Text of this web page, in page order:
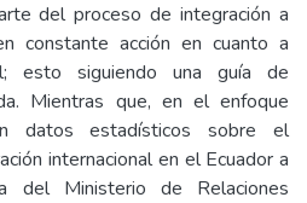
del proceso de integración a
constante acción en cuanto a
esto siguiendo una guía de
Mientras que, en el enfoque
datos estadísticos sobre el
internacional en el Ecuador a
del Ministerio de Relaciones